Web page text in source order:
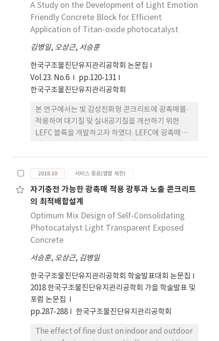
규제는 없어 내진용 제품군이 드물고 대부분 시공법
에 의존하고 있는 상황이다. 국외의 경우 일본, 캐나
다, 독일과 같이 비구조재에 내진성능을 부여한 다양
러한 내진설계 개념은 앞장에서 살펴본 바와 같이, 지
하 콘크리트 구조체에 전면접착 혹은 부분 부착되어
시공되는 선행 외방수재료에 있어 지진에 대한 보완
대응력을 가질 수 있다면 내진 설계된 구조체와 함께
을 것으로 판단된다.
A Study on the Development of Light Emotion
Friendly Concrete Block for Efficient
Application of Titan-oxide photocatalyst
김병일, 오상근, 서승훈
한국구조물진단유지관리공학회 논문집
Vol.23. No.6
pp.120-131
한국구조물진단유지관리공학회
본 연구에서는 빛 감성친화형 콘크리트에 광촉매를
적용하여 대기질 및 실내공기질을 개선하기 위한
LEFC 블록을 개발하고자 하였다. LEFC에 광촉매를
인한 자외선이 존재하여 광촉매가 반응함으로써 일반
건축 자재를 적용한 경우보다 광촉매 반응효율이 크
게 상승한다. 따라서 광촉매를 LEFC에 적용하기 위해
슬럼프, J-ring, L-box 테스트를 통한 자기충전성능
을 평가하여 최적 배합을 결정하였고, 압축 및 휨 강도
시험을 통해 역학성능을 평가하였다. 그리고 TiO2 분
포도를 확인하기 위해 SEM과 EDS 분석을 실시하였
다. ALC골재와 단열재 적용으로 광촉매 사용량을 줄
효율을 증가시키는 빛투과 콘크리트 블록을 제작하였
고, 향후 건조수축 등의 문제점 개선 및 NOx 제거 실
험을 통한 LEFC 블록 성능 평가를 진행하고자 한다.
2018.10 서비스 종료(열람 제한)
자기충전 가능한 광촉매 적용 광투과 노출 콘크리트
의 최적배합설계
Optimum Mix Design of Self-Consolidating
Photocatalyst Light Transparent Exposed
Concrete
서승훈, 오상근, 김병일
한국구조물진단유지관리공학회 학술발표대회 논문집
2018 한국구조물진단유지관리공학회 가을 학술발표 및
포럼 논문집
pp.287-288
한국구조물진단유지관리공학회
The effect of fine dust on indoor and outdoor